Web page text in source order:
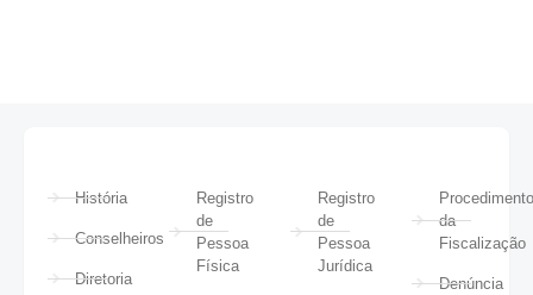
História
Conselheiros
Diretoria
Registro
de
Pessoa
Física
Registro
de
Pessoa
Jurídica
da
Fiscalização
Denúncia